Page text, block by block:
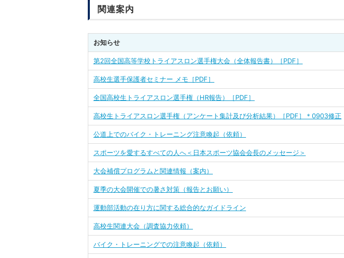
関連案内
お知らせ
第2回全国高等学校トライアスロン選手権大会（全体報告書）［PDF］
高校生選手保護者セミナー メモ［PDF］
全国高校生トライアスロン選手権（HR報告）［PDF］
高校生トライアスロン選手権（アンケート集計及び分析結果）［PDF］＊0903修正
公道上でのバイク・トレーニング注意喚起（依頼）
スポーツを愛するすべての人へ＜日本スポーツ協会会長のメッセージ＞
大会補償プログラムと関連情報（案内）
夏季の大会開催での暑さ対策（報告とお願い）
運動部活動の在り方に関する総合的なガイドライン
高校生関連大会（調査協力依頼）
バイク・トレーニングでの注意喚起（依頼）